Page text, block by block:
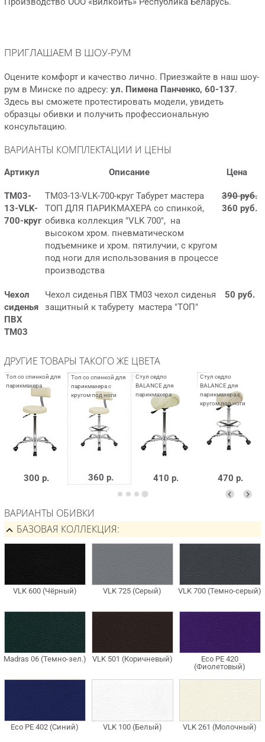
ПРИГЛАШАЕМ В ШОУ-РУМ
Оцените комфорт и качество лично. Приезжайте в наш шоу-
рум в Минске по адресу: ул. Пимена Панченко, 60-137.
Здесь вы сможете протестировать модели, увидеть
образцы обивки и получить профессиональную
консультацию.
ВАРИАНТЫ КОМПЛЕКТАЦИИ И ЦЕНЫ
Артикул Описание Цена
ТМ03-
13-VLK-
700-круг
ТМ03-13-VLK-700-круг Табурет мастера
ТОП ДЛЯ ПАРИКМАХЕРА со спинкой,
обивка коллекция "VLK 700", на
высоком хром. пневматическом
подъемнике и хром. пятилучии, с кругом
под ноги для использования в процессе
производства
390 руб.
360 руб.
Чехол
сиденья
ПВХ
ТМ03
Чехол сиденья ПВХ ТМ03 чехол сиденья
защитный к табурету мастера "ТОП"
50 руб.
ДРУГИЕ ТОВАРЫ ТАКОГО ЖЕ ЦВЕТА
300 р. 360 р. 410 р. 470 р.
ВАРИАНТЫ ОБИВКИ
БАЗОВАЯ КОЛЛЕКЦИЯ